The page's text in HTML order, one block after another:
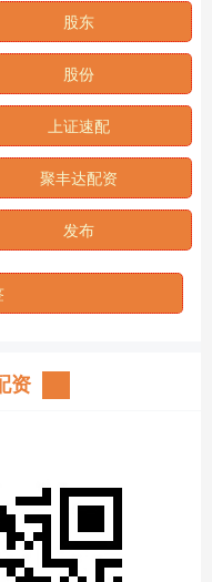
股东
股份
上证速配
聚丰达配资
发布
资